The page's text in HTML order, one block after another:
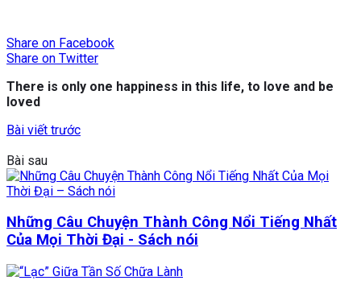
Share on Facebook
Share on Twitter
There is only one happiness in this life, to love and be
loved
Bài viết trước
Bài sau
Những Câu Chuyện Thành Công Nổi Tiếng Nhất
Của Mọi Thời Đại - Sách nói